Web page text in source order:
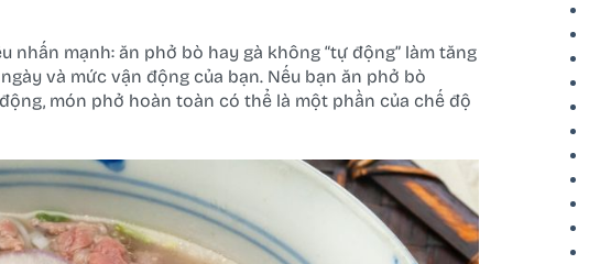
mạnh: ăn phở bò hay gà không “tự động” làm tăng
và mức vận động của bạn. Nếu bạn ăn phở bò
món phở hoàn toàn có thể là một phần của chế độ